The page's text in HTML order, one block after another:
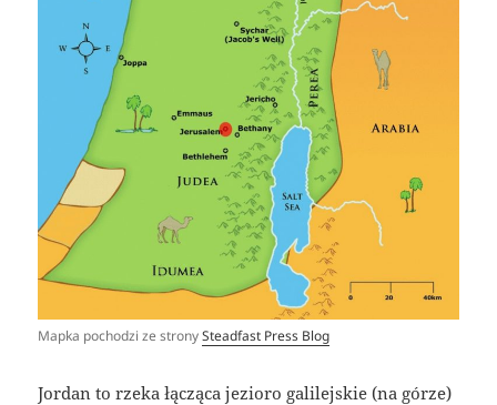
Mapka pochodzi ze stronySteadfast Press Blog
Jordan to rzeka łącząca jezioro galilejskie (na górze)